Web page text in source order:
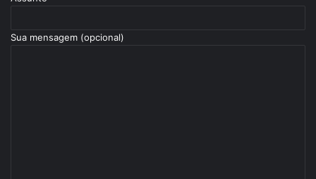
Sua mensagem (opcional)